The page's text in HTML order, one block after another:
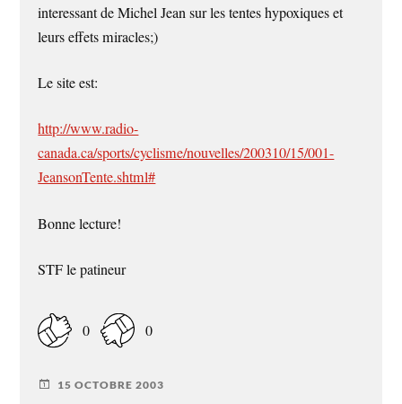
interessant de Michel Jean sur les tentes hypoxiques et
leurs effets miracles;)
Le site est:
http://www.radio-
canada.ca/sports/cyclisme/nouvelles/200310/15/001-
JeansonTente.shtml#
Bonne lecture!
STF le patineur
0 0
15 OCTOBRE 2003